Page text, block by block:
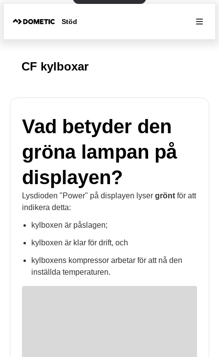
Stöd
CF kylboxar
Vad betyder den
gröna lampan på
displayen?
Lysdioden "Power" på displayen lyser grönt för att
indikera detta:
kylboxen är påslagen;
kylboxen är klar för drift, och
kylboxens kompressor arbetar för att nå den
inställda temperaturen.